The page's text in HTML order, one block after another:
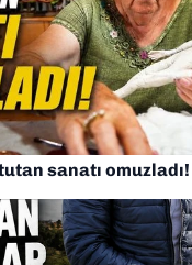
sanatı omuzladı!